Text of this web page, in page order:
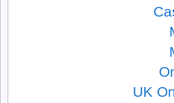
UK